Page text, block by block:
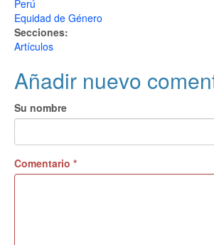
Perú
Equidad de Género
Secciones:
Artículos
Añadir nuevo
Su nombre
Comentario *